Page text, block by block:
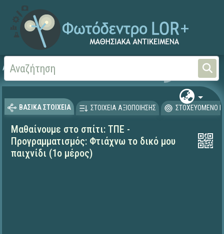
Αρχική Μαθαίνουμε στο Σπίτι
ΒΑΣΙΚΑ ΣΤΟΙΧΕΙΑ ΣΤΟΙΧΕΙΑ ΑΞΙΟΠΟΙΗΣΗΣ ΣΤΟΧΕΥΟΜΕΝΟ
Μαθαίνουμε στο σπίτι: ΤΠΕ -
Προγραμματισμός: Φτιάχνω το δικό μου
παιχνίδι (1ο μέρος)